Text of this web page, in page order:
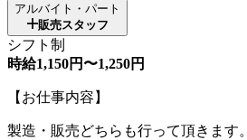
アルバイト・パート
販売スタッフ
シフト制
時給1,150円〜1,250円
【お仕事内容】
製造・販売どちらも行って頂きます。